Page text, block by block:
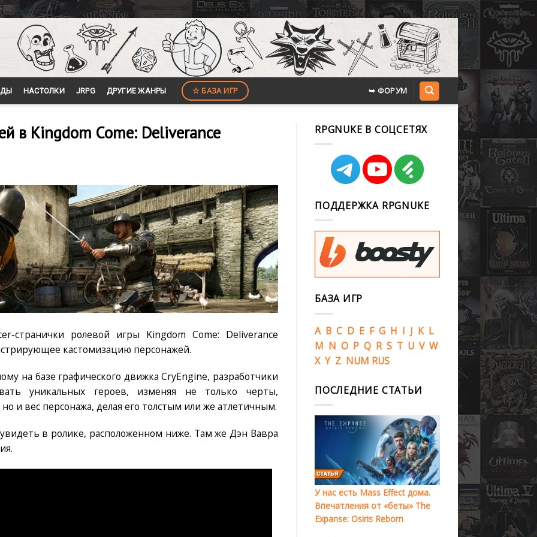
НАСТОЛКИ JRPG ДРУГИЕ ЖАНРЫ ☆ БАЗА ИГР ➥ ФОРУМ
в Kingdom Come: Deliverance
странички ролевой игры Kingdom Come: Deliverance
кастомизацию персонажей.
на базе графического движка CryEngine, разработчики
уникальных героев, изменяя не только черты,
и вес персонажа, делая его толстым или же атлетичным.
в ролике, расположенном ниже. Там же Дэн Вавра
RPGNUKE В СОЦСЕТЯХ
ПОДДЕРЖКА RPGNUKE
БАЗА ИГР
A B C D E F G H I J K L
M N O P Q R S T U V W
X Y Z NUM RUS
ПОСЛЕДНИЕ СТАТЬИ
У нас есть Mass Effect дома.
Впечатления от «беты» The
Expanse: Osiris Reborn